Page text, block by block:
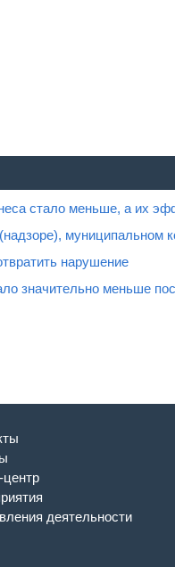
стало меньше, а их
муниципальном
нарушение
значительно меньше
деятельности